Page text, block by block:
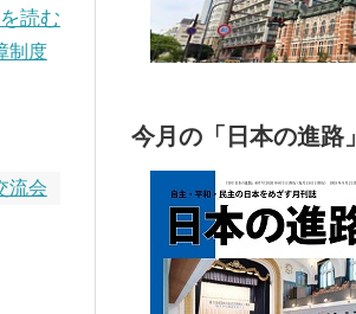
読む
制度
流会
今月の「日本の進路」